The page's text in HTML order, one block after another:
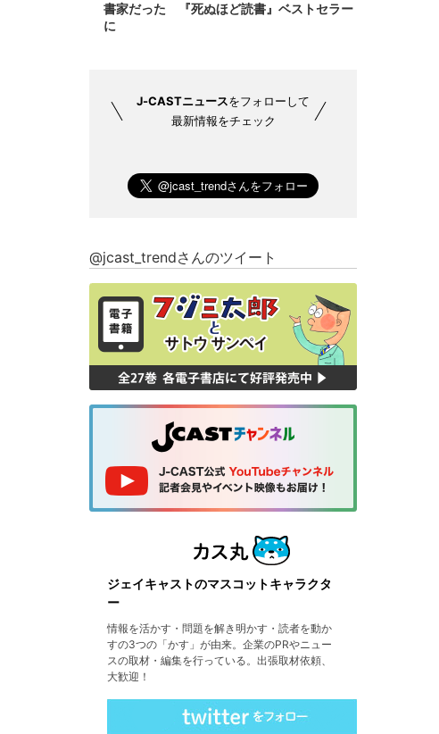
書家だった 『死ぬほど読書』ベストセラー
に
J-CASTニュースをフォローして
最新情報をチェック
@jcast_trendさんのツイート
ジェイキャストのマスコットキャラクタ
ー
情報を活かす・問題を解き明かす・読者を動か
すの3つの「かす」が由来。企業のPRやニュー
スの取材・編集を行っている。出張取材依頼、
大歓迎！